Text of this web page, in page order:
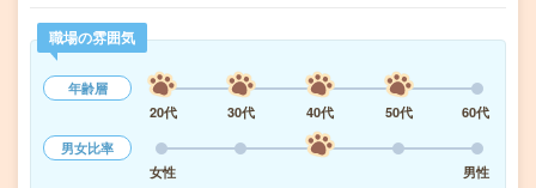
職場の雰囲気
年齢層
20代
30代 40代 50代
60代
男女比率
女性
男性